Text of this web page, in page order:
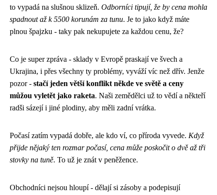
to vypadá na slušnou sklizeň. Odborníci tipují, že by cena mohla
spadnout až k 5500 korunám za tunu. Je to jako když máte
plnou špajzku - taky pak nekupujete za každou cenu, že?
Co je super zpráva - sklady v Evropě praskají ve švech a
Ukrajina, i přes všechny ty problémy, vyváží víc než dřív. Jenže
pozor - stačí jeden větší konflikt někde ve světě a ceny
můžou vyletět jako raketa. Naši zemědělci už to vědí a někteří
radši sázejí i jiné plodiny, aby měli zadní vrátka.
Počasí zatím vypadá dobře, ale kdo ví, co příroda vyvede. Když
přijde nějaký ten rozmar počasí, cena může poskočit o dvě až tři
stovky na tuně. To už je znát v peněžence.
Obchodníci nejsou hloupí - dělají si zásoby a podepisují